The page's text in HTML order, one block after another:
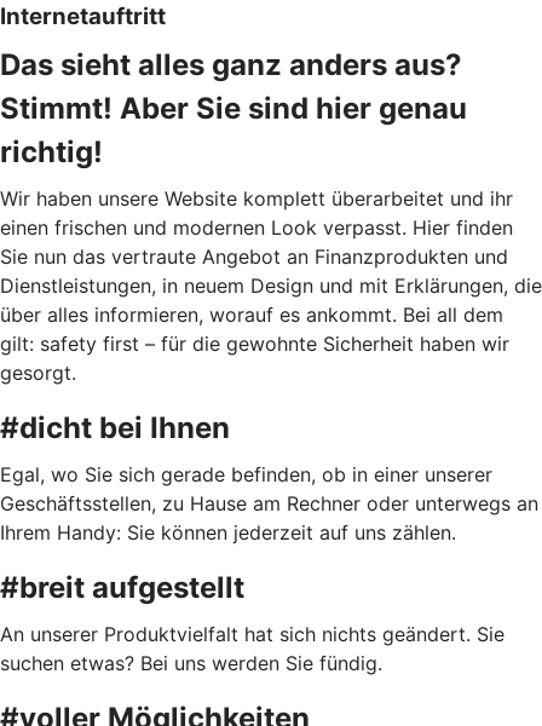
Internetauftritt
Das sieht alles ganz anders aus?
Stimmt! Aber Sie sind hier genau
richtig!
Wir haben unsere Website komplett überarbeitet und ihr
einen frischen und modernen Look verpasst. Hier finden
Sie nun das vertraute Angebot an Finanzprodukten und
Dienstleistungen, in neuem Design und mit Erklärungen, die
über alles informieren, worauf es ankommt. Bei all dem
gilt: safety first – für die gewohnte Sicherheit haben wir
gesorgt.
#dicht bei Ihnen
Egal, wo Sie sich gerade befinden, ob in einer unserer
Geschäftsstellen, zu Hause am Rechner oder unterwegs an
Ihrem Handy: Sie können jederzeit auf uns zählen.
#breit aufgestellt
An unserer Produktvielfalt hat sich nichts geändert. Sie
suchen etwas? Bei uns werden Sie fündig.
#voller Möglichkeiten